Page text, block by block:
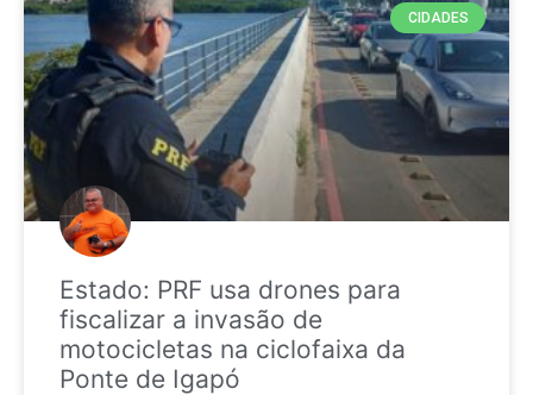
CIDADES
Estado: PRF usa drones para
fiscalizar a invasão de
motocicletas na ciclofaixa da
Ponte de Igapó